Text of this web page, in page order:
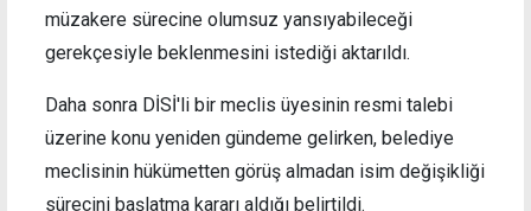
müzakere sürecine olumsuz yansıyabileceği
gerekçesiyle beklenmesini istediği aktarıldı.
Daha sonra DİSİ'li bir meclis üyesinin resmi talebi
üzerine konu yeniden gündeme gelirken, belediye
meclisinin hükümetten görüş almadan isim değişikliği
sürecini başlatma kararı aldığı belirtildi.